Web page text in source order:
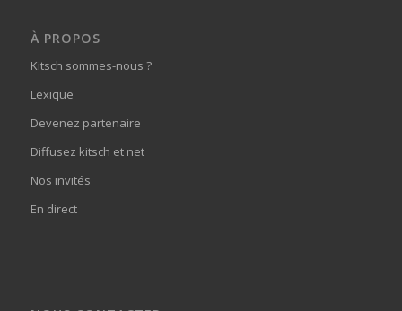
À PROPOS
Kitsch sommes-nous ?
Lexique
Devenez partenaire
Diffusez kitsch et net
Nos invités
En direct